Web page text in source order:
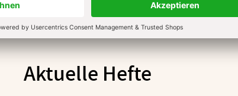
Aktuelle Hefte